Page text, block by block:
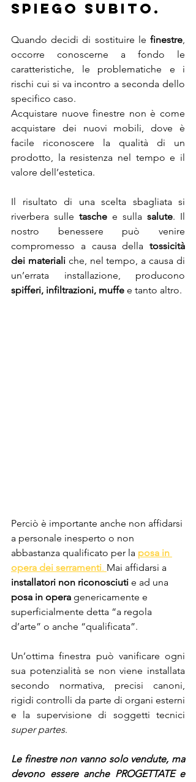
SPIEGO SUBITO.
Quando decidi di sostituire le finestre,
occorre conoscerne a fondo le
caratteristiche, le problematiche e i
rischi cui si va incontro a seconda dello
specifico caso.
Acquistare nuove finestre non è come
acquistare dei nuovi mobili, dove è
facile riconoscere la qualità di un
prodotto, la resistenza nel tempo e il
valore dell’estetica.
Il risultato di una scelta sbagliata si
riverbera sulle tasche e sulla salute. Il
nostro benessere può venire
compromesso a causa della tossicità
dei materiali che, nel tempo, a causa di
spifferi, infiltrazioni, muffe e tanto altro.
Perciò è importante anche non affidarsi
a personale inesperto o non
abbastanza qualificato per la posa in
opera dei serramenti. Mai affidarsi a
installatori non riconosciuti e ad una
posa in opera genericamente e
superficialmente detta “a regola
d’arte” o anche “qualificata”.
Un’ottima finestra può vanificare ogni
sua potenzialità se non viene installata
secondo normativa, precisi canoni,
rigidi controlli da parte di organi esterni
super partes.
Le finestre non vanno solo vendute, ma
devono essere anche PROGETTATE e